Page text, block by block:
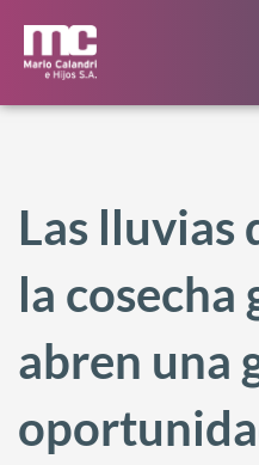
Las lluvias
la cosecha
abren una